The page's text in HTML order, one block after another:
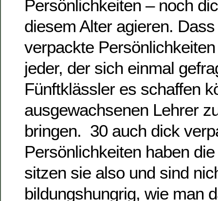
Persönlichkeiten – noch
diesem Alter agieren.
verpackte
jeder, der sich einmal
Fünftklässler es schaffen
ausgewachsenen Lehrer
bringen. 30 auch dick
Persönlichkeiten haben
sitzen sie also und sind
bildungshungrig, wie man